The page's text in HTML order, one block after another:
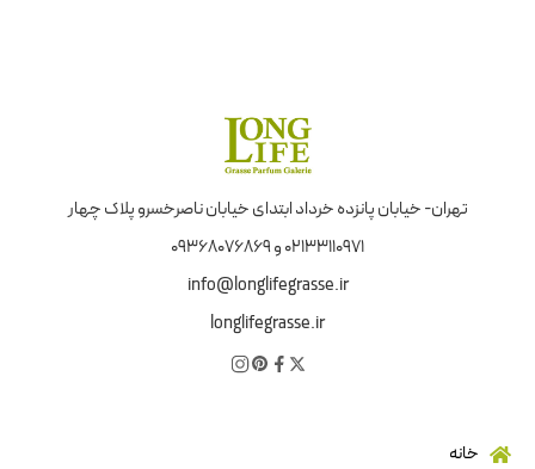
تهران- خیابان پانزده خرداد ابتدای خیابان ناصرخسرو پلاک چهار
02133110971 و 09368076869
info@longlifegrasse.ir
longlifegrasse.ir
خانه